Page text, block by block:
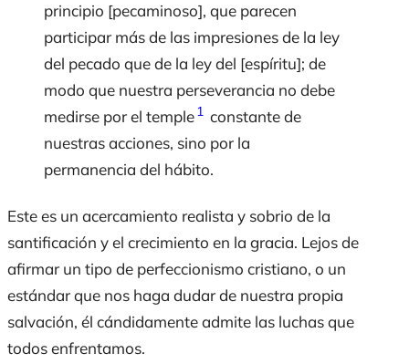
principio [pecaminoso], que parecen
participar más de las impresiones de la ley
del pecado que de la ley del [espíritu]; de
modo que nuestra perseverancia no debe
medirse por el temple1 constante de
nuestras acciones, sino por la
permanencia del hábito.
Este es un acercamiento realista y sobrio de la
santificación y el crecimiento en la gracia. Lejos de
afirmar un tipo de perfeccionismo cristiano, o un
estándar que nos haga dudar de nuestra propia
salvación, él cándidamente admite las luchas que
todos enfrentamos.